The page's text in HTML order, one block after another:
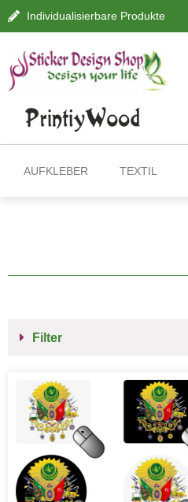
Individualisierbare Produkte
AUFKLEBER TEXTIL
Filter